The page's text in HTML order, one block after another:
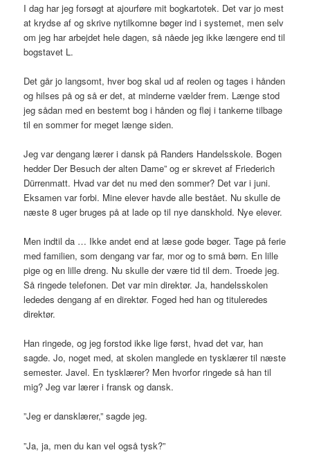
I dag har jeg forsøgt at ajourføre mit bogkartotek. Det var jo mest
at krydse af og skrive nytilkomne bøger ind i systemet, men selv
om jeg har arbejdet hele dagen, så nåede jeg ikke længere end til
bogstavet L.
Det går jo langsomt, hver bog skal ud af reolen og tages i hånden
og hilses på og så er det, at minderne vælder frem. Længe stod
jeg sådan med en bestemt bog i hånden og fløj i tankerne tilbage
til en sommer for meget længe siden.
Jeg var dengang lærer i dansk på Randers Handelsskole. Bogen
hedder Der Besuch der alten Dame” og er skrevet af Friederich
Dürrenmatt. Hvad var det nu med den sommer? Det var i juni.
Eksamen var forbi. Mine elever havde alle bestået. Nu skulle de
næste 8 uger bruges på at lade op til nye danskhold. Nye elever.
Men indtil da … Ikke andet end at læse gode bøger. Tage på ferie
med familien, som dengang var far, mor og to små børn. En lille
pige og en lille dreng. Nu skulle der være tid til dem. Troede jeg.
Så ringede telefonen. Det var min direktør. Ja, handelsskolen
lededes dengang af en direktør. Foged hed han og tituleredes
direktør.
Han ringede, og jeg forstod ikke lige først, hvad det var, han
sagde. Jo, noget med, at skolen manglede en tysklærer til næste
semester. Javel. En tysklærer? Men hvorfor ringede så han til
mig? Jeg var lærer i fransk og dansk.
”Jeg er dansklærer,” sagde jeg.
”Ja, ja, men du kan vel også tysk?”